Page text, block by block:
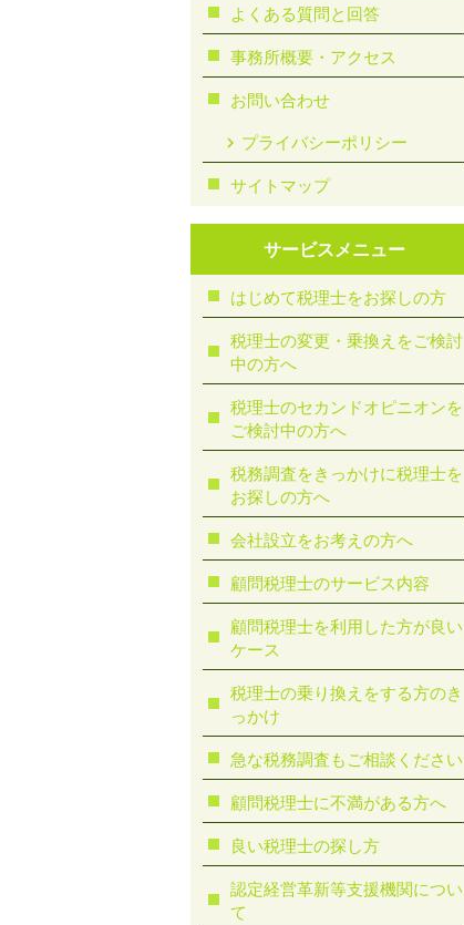
よくある質問と回答
事務所概要・アクセス
お問い合わせ
プライバシーポリシー
サイトマップ
サービスメニュー
はじめて税理士をお探しの方
税理士の変更・乗換えをご検討
中の方へ
税理士のセカンドオピニオンを
ご検討中の方へ
税務調査をきっかけに税理士を
お探しの方へ
会社設立をお考えの方へ
顧問税理士のサービス内容
顧問税理士を利用した方が良い
ケース
税理士の乗り換えをする方のき
っかけ
急な税務調査もご相談ください
顧問税理⼠に不満がある⽅へ
良い税理士の探し方
認定経営革新等支援機関につい
て